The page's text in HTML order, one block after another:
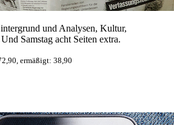
und Analysen, Kultur,
Samstag acht Seiten extra.
ermäßigt: 38,90